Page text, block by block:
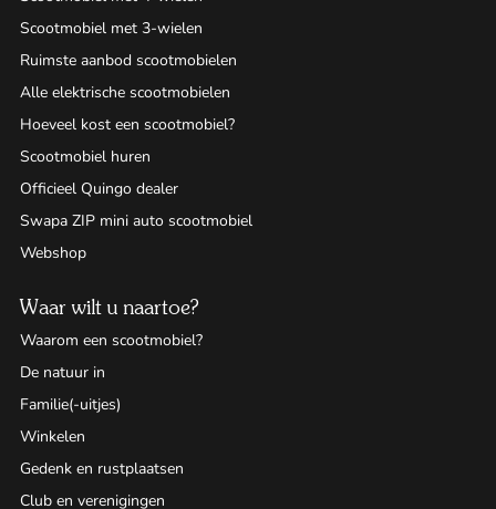
Scootmobiel met 3-wielen
Ruimste aanbod scootmobielen
Alle elektrische scootmobielen
Hoeveel kost een scootmobiel?
Scootmobiel huren
Officieel Quingo dealer
Swapa ZIP mini auto scootmobiel
Webshop
Waar wilt u naartoe?
Waarom een scootmobiel?
De natuur in
Familie(-uitjes)
Winkelen
Gedenk en rustplaatsen
Club en verenigingen